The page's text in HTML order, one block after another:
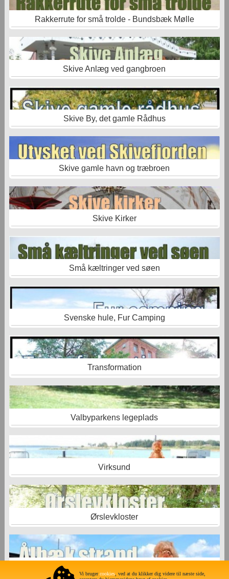
Rakkerrute for små trolde - Bundsbæk Mølle
Skive Anlæg ved gangbroen
Skive By, det gamle Rådhus
Skive gamle havn og træbroen
Skive Kirker
Små kæltringer ved søen
Svenske hule, Fur Camping
Transformation
Valbyparkens legeplads
Virksund
Ørslevkloster
Ålbæk -Limfjordscamping
Vi brugercookies , ved at du klikker dig videre til næste side,